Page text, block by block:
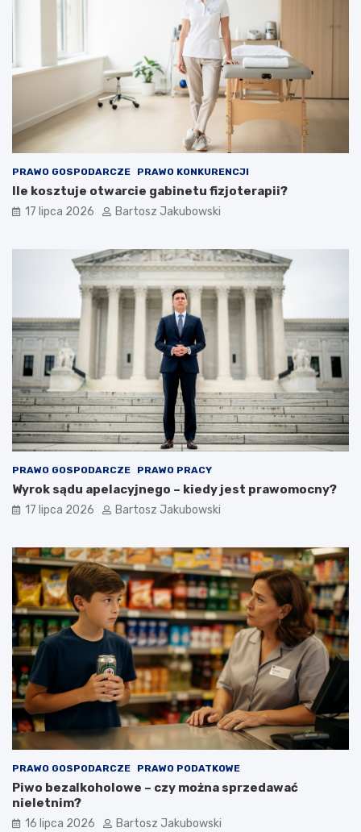
PRAWO GOSPODARCZE PRAWO KONKURENCJI
Ile kosztuje otwarcie gabinetu fizjoterapii?
17 lipca 2026 Bartosz Jakubowski
PRAWO GOSPODARCZE PRAWO PRACY
Wyrok sądu apelacyjnego – kiedy jest prawomocny?
17 lipca 2026 Bartosz Jakubowski
PRAWO GOSPODARCZE PRAWO PODATKOWE
Piwo bezalkoholowe – czy można sprzedawać
nieletnim?
16 lipca 2026 Bartosz Jakubowski